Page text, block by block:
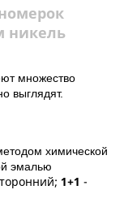
никель
выглядят.
химической
эмалью
1+1 -